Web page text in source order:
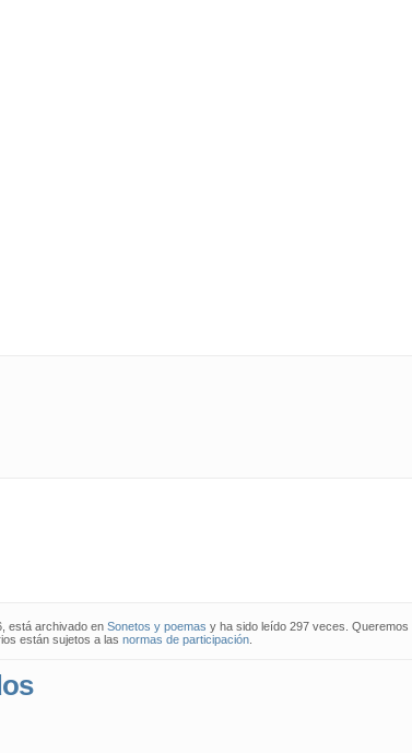
está archivado en Sonetos y poemas y ha sido leído 297 veces. Queremos
están sujetos a las normas de participación.